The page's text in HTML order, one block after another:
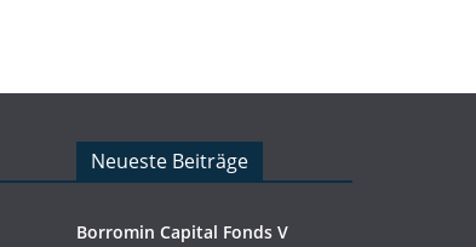
Neueste Beiträge
Borromin Capital Fonds V